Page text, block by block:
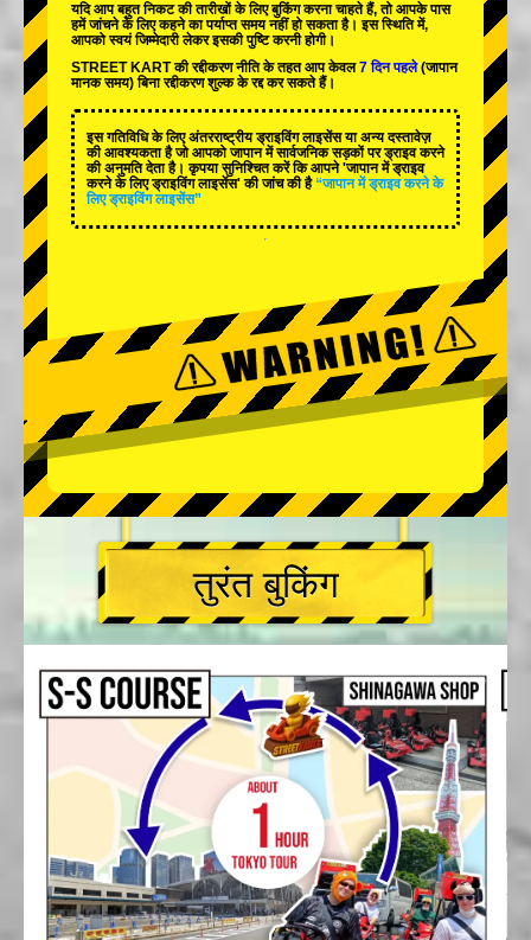
यदि आप बहुत निकट की तारीखों के लिए बुकिंग करना चाहते हैं, तो आपके पास
हमें जांचने के लिए कहने का पर्याप्त समय नहीं हो सकता है। इस स्थिति में,
आपको स्वयं जिम्मेदारी लेकर इसकी पुष्टि करनी होगी।
STREET KART की रद्दीकरण नीति के तहत आप केवल7 दिन पहले(जापान
मानक समय) बिना रद्दीकरण शुल्क के रद्द कर सकते हैं।
इस गतिविधि के लिए अंतरराष्ट्रीय ड्राइविंग लाइसेंस या अन्य दस्तावेज़
की आवश्यकता है जो आपको जापान में सार्वजनिक सड़कों पर ड्राइव करने
की अनुमति देता है। कृपया सुनिश्चित करें कि आपने 'जापान में ड्राइव
करने के लिए ड्राइविंग लाइसेंस' की जांच की है “जापान में ड्राइव करने के
लिए ड्राइविंग लाइसेंस”
तुरंत बुकिंग